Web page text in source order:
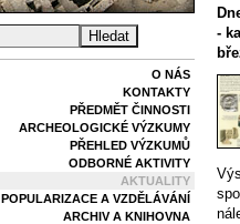
-
O NÁS
KONTAKTY
PŘEDMĚT ČINNOSTI
ARCHEOLOGICKÉ VÝZKUMY
PŘEHLED VÝZKUMŮ
ODBORNÉ AKTIVITY
AKTUALITY
POPULARIZACE A VZDĚLÁVÁNÍ
ARCHIV A KNIHOVNA